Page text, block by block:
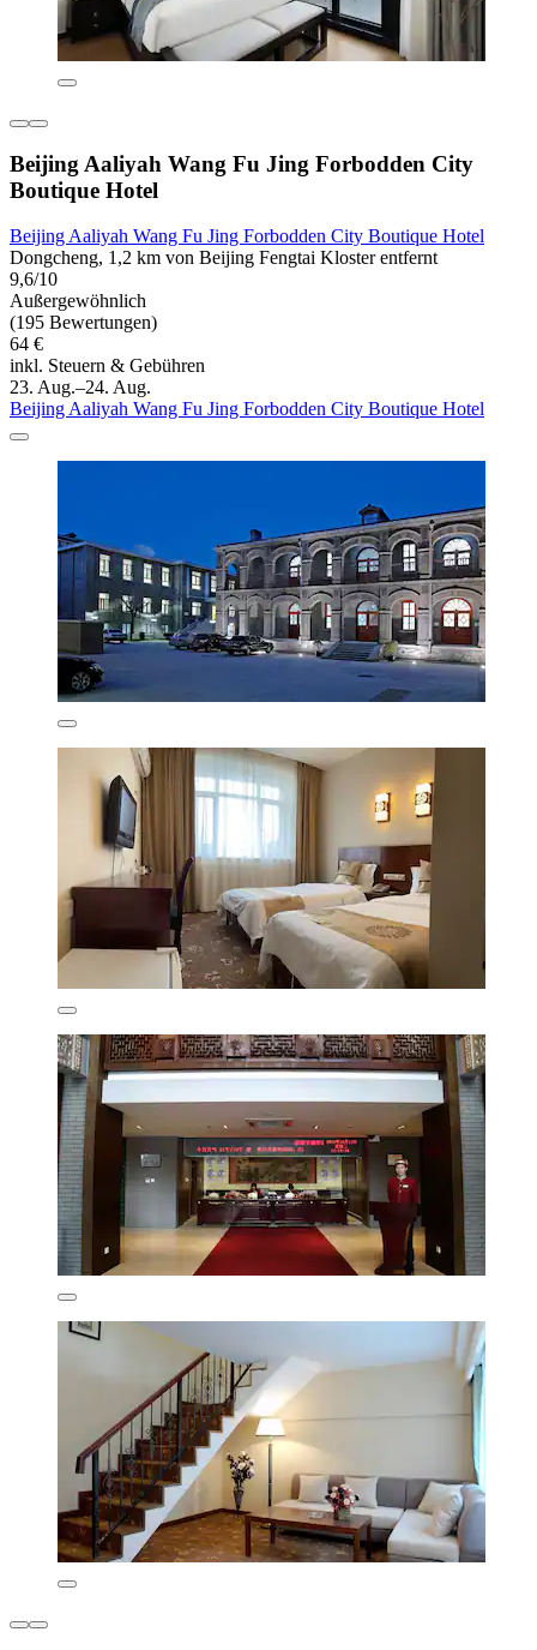
Beijing Aaliyah Wang Fu Jing Forbodden City
Boutique Hotel
Beijing Aaliyah Wang Fu Jing Forbodden City Boutique Hotel
Dongcheng, 1,2 km von Beijing Fengtai Kloster entfernt
9,6/10
Außergewöhnlich
(195 Bewertungen)
64 €
inkl. Steuern & Gebühren
23. Aug.–24. Aug.
Beijing Aaliyah Wang Fu Jing Forbodden City Boutique Hotel